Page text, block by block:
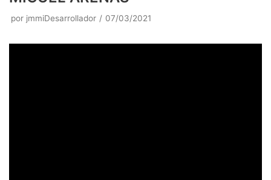
por jmmiDesarrollador 07/03/2021